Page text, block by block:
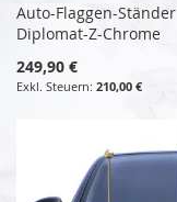
Auto-Flaggen-Ständer
Diplomat-Z-Chrome
249,90 €
210,00 €